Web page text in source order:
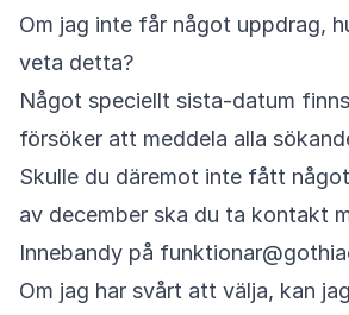
Om jag inte får något uppdrag,
veta detta?
Något speciellt sista-datum
försöker att meddela alla
Skulle du däremot inte fått
av december ska du ta kontakt
Innebandy på
Om jag har svårt att välja, kan